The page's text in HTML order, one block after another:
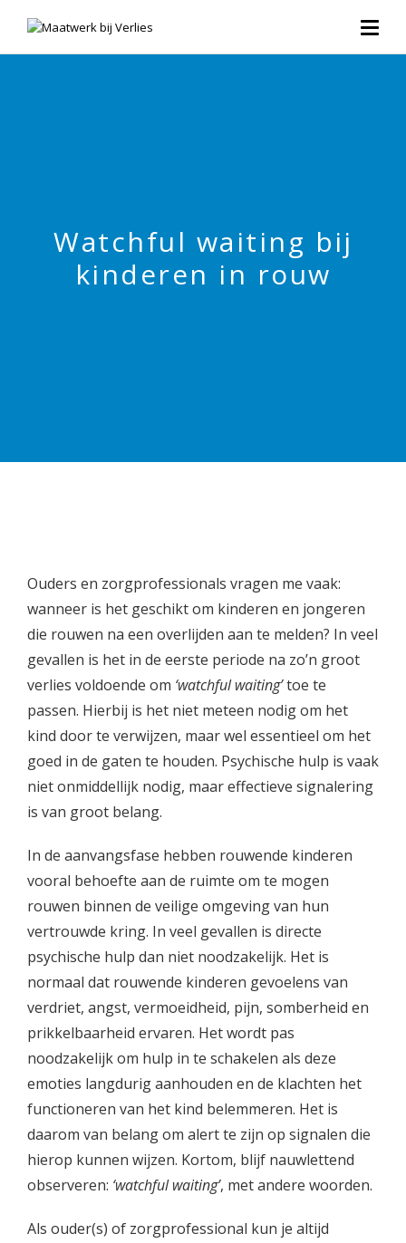
Watchful waiting bij
kinderen in rouw
Ouders en zorgprofessionals vragen me vaak:
wanneer is het geschikt om kinderen en jongeren
die rouwen na een overlijden aan te melden? In veel
gevallen is het in de eerste periode na zo’n groot
verlies voldoende om ‘watchful waiting’toe te
passen. Hierbij is het niet meteen nodig om het
kind door te verwijzen, maar wel essentieel om het
goed in de gaten te houden. Psychische hulp is vaak
niet onmiddellijk nodig, maar effectieve signalering
is van groot belang.
In de aanvangsfase hebben rouwende kinderen
vooral behoefte aan de ruimte om te mogen
rouwen binnen de veilige omgeving van hun
vertrouwde kring. In veel gevallen is directe
psychische hulp dan niet noodzakelijk. Het is
normaal dat rouwende kinderen gevoelens van
verdriet, angst, vermoeidheid, pijn, somberheid en
prikkelbaarheid ervaren. Het wordt pas
noodzakelijk om hulp in te schakelen als deze
emoties langdurig aanhouden en de klachten het
functioneren van het kind belemmeren. Het is
daarom van belang om alert te zijn op signalen die
hierop kunnen wijzen. Kortom, blijf nauwlettend
observeren: ‘watchful waiting’, met andere woorden.
Als ouder(s) of zorgprofessional kun je altijd